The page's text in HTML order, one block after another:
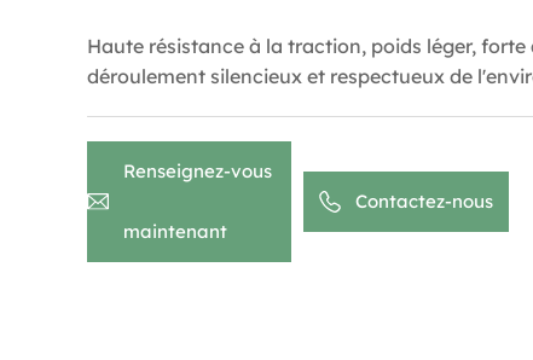
Haute résistance à la traction, poids léger, forte
déroulement silencieux et respectueux de
Renseignez-vous
maintenant
Contactez-nous